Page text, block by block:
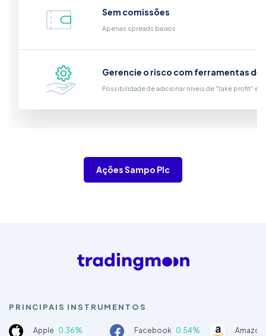
Sem comissões
Apenas spreads baixos
Gerencie o risco com ferramentas
Possibilidade de adicionar níveis de "take profit" e
Ações Sampo Plc
PRINCIPAIS INSTRUMENTOS
Apple 0.36% Facebook 0.54%